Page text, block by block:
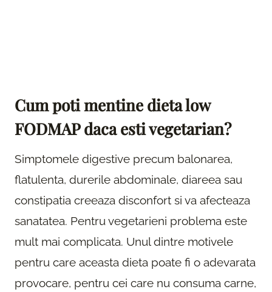
Cum poti mentine dieta low
FODMAP daca esti vegetarian?
Simptomele digestive precum balonarea,
flatulenta, durerile abdominale, diareea sau
constipatia creeaza disconfort si va afecteaza
sanatatea. Pentru vegetarieni problema este
mult mai complicata. Unul dintre motivele
pentru care aceasta dieta poate fi o adevarata
provocare, pentru cei care nu consuma carne,